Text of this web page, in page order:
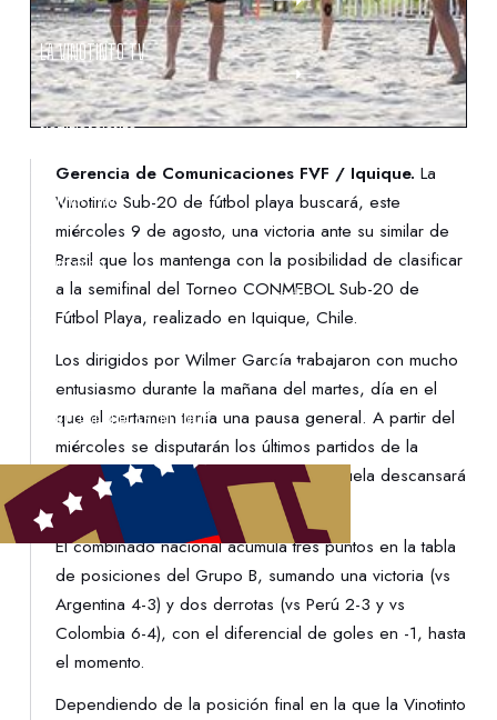
LA VINOTINTO TV
NOTIFICACIONES
NORMATIVAS
CONTACTO
PROTECCIÓN DE LA INFANCIA
Gerencia de Comunicaciones FVF / Iquique. La
Vinotinto Sub-20 de fútbol playa buscará, este
miércoles 9 de agosto, una victoria ante su similar de
Brasil que los mantenga con la posibilidad de clasificar
a la semifinal del Torneo CONMEBOL Sub-20 de
Fútbol Playa, realizado en Iquique, Chile.
Los dirigidos por Wilmer García trabajaron con mucho
entusiasmo durante la mañana del martes, día en el
que el certamen tenía una pausa general. A partir del
miércoles se disputarán los últimos partidos de la
primera etapa, recordando que Venezuela descansará
en el cierre de la misma.
El combinado nacional acumula tres puntos en la tabla
de posiciones del Grupo B, sumando una victoria (vs
Argentina 4-3) y dos derrotas (vs Perú 2-3 y vs
Colombia 6-4), con el diferencial de goles en -1, hasta
el momento.
Dependiendo de la posición final en la que la Vinotinto